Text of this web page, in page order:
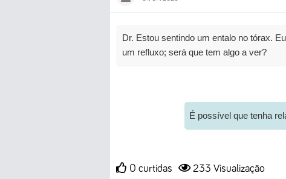
Dr. Estou sentindo um entalo no tórax.
um refluxo; será que tem algo a ver?
É possível que tenha
0 curtidas 233 Visualização